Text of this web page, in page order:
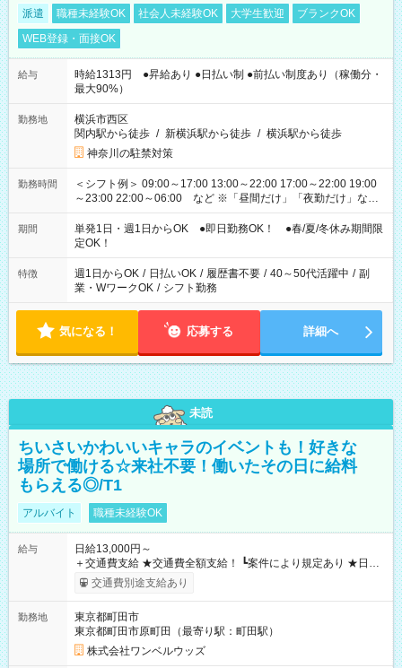
派遣 職種未経験OK 社会人未経験OK 大学生歓迎
ブランクOK
WEB登録・面接OK
給与
時給1313円 ●昇給あり ●日払い制 ●前払い制度あり（稼働分・
最大90%）
勤務地
横浜市西区
関内駅から徒歩 / 新横浜駅から徒歩 / 横浜駅から徒歩
神奈川の駐禁対策
勤務時間
＜シフト例＞ 09:00～17:00 13:00～22:00 17:00～22:00 19:00
～23:00 22:00～06:00 など ※「昼間だけ」「夜勤だけ」など
の希望OK
期間
単発1日・週1日からOK ●即日勤務OK！ ●春/夏/冬休み期間限
定OK！
特徴 週1日からOK / 日払いOK / 履歴書不要 / 40～50代活躍中 / 副
業・WワークOK / シフト勤務
気になる！ 応募する 詳細へ
未読
ちいさいかわいいキャラのイベントも！好きな
場所で働ける☆来社不要！働いたその日に給料
もらえる◎/T1
アルバイト 職種未経験OK
給与
日給13,000円～
＋交通費支給 ★交通費全額支給！ ┗案件により規定あり ★日払
いOK！（規定あり） ┗働いたその日に現金GET♪ お仕事後はコ
ンビニATMから 日払い分を引き落とせます！ 【試用期間】試
交通費別途支給あり
勤務地
東京都町田市
東京都町田市原町田（最寄り駅：町田駅）
株式会社ワンベルウッズ